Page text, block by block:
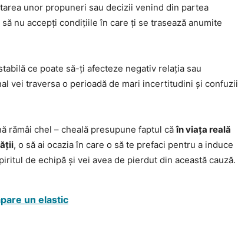
unor propuneri sau decizii venind din partea
nu accepți condițiile în care ți se trasează anumite
ce poate să-ți afecteze negativ relația sau
vei traversa o perioadă de mari incertitudini și confuzii
rămâi chel – cheală presupune faptul căîn viața reală
, o să ai ocazia în care o să te prefaci pentru a induce
de echipă și vei avea de pierdut din această cauză.
un elastic